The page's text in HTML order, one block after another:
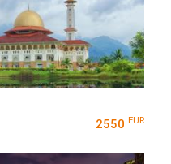
2550 EUR